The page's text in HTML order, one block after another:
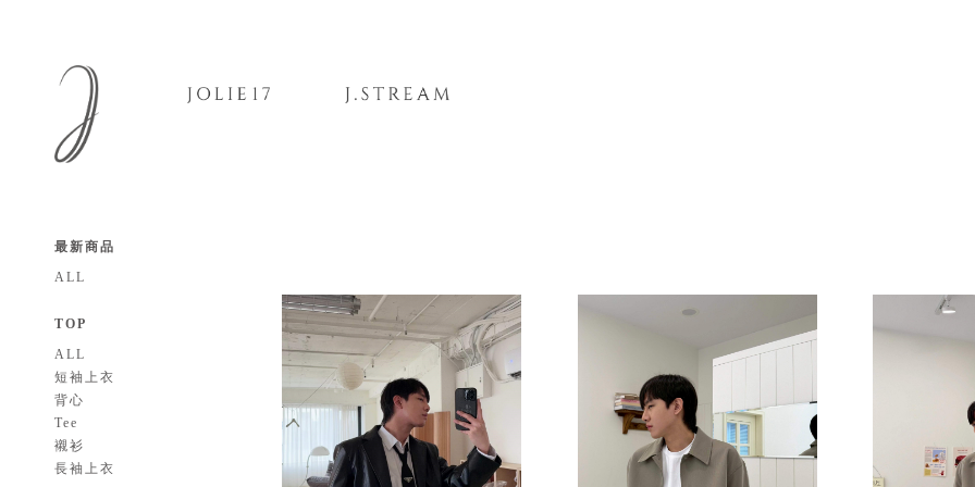
最新商品
ALL
TOP
ALL
短袖上衣
背心
Tee
襯衫
長袖上衣